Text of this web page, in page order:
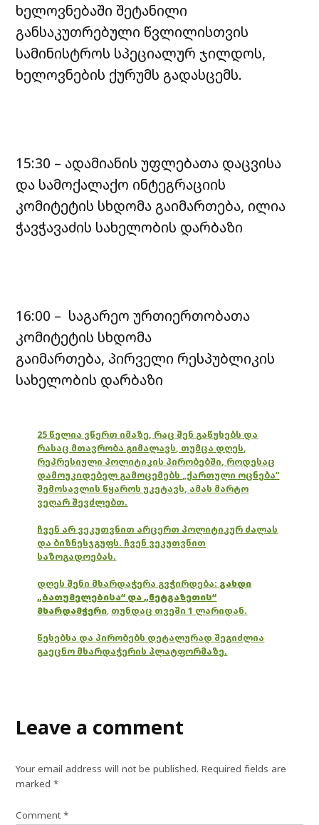
ხელოვნებაში შეტანილი
განსაკუთრებული წვლილისთვის
სამინისტროს სპეციალურ ჯილდოს,
ხელოვნების ქურუმს გადასცემს.
15:30 – ადამიანის უფლებათა დაცვისა
და სამოქალაქო ინტეგრაციის
კომიტეტის სხდომა გაიმართება, ილია
ჭავჭავაძის სახელობის დარბაზი
16:00 – საგარეო ურთიერთობათა
კომიტეტის სხდომა
გაიმართება, პირველი რესპუბლიკის
სახელობის დარბაზი
25 წელია ვწერთ იმაზე, რაც შენ გაწუხებს და
რასაც მთავრობა გიმალავს, თუმცა დღეს,
რეპრესიული პოლიტიკის პირობებში, როდესაც
დამოუკიდებელ გამოცემებს „ქართული ოცნება“
შემოსავლის წყაროს უკეტავს, ამას მარტო
ვეღარ შევძლებთ.
ჩვენ არ ვეკუთვნით არცერთ პოლიტიკურ ძალას
და ბიზნესჯგუფს. ჩვენ ვეკუთვნით
საზოგადოებას.
დღეს შენი მხარდაჭერა გვჭირდება: გახდი
„ბათუმელებისა“ და „ნეტგაზეთის“
მხარდამჭერი, თუნდაც თვეში 1 ლარიდან.
წესებსა და პირობებს დეტალურად შეგიძლია
გაეცნო მხარდაჭერის პლატფორმაზე.
Leave a comment
Your email address will not be published. Required fields are
marked*
Comment*